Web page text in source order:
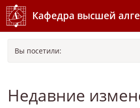
Кафедра высшей
Вы посетили:
Недавние